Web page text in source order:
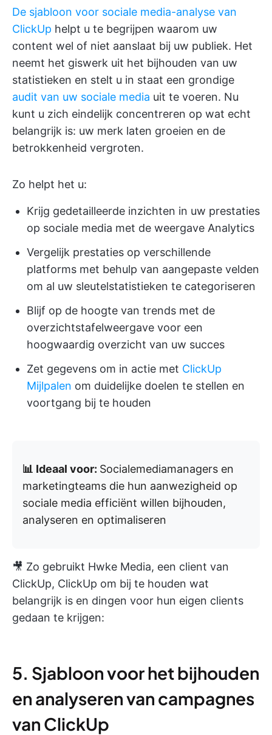
De sjabloon voor sociale media-analyse van
ClickUp helpt u te begrijpen waarom uw
content wel of niet aanslaat bij uw publiek. Het
neemt het giswerk uit het bijhouden van uw
statistieken en stelt u in staat een grondige
audit van uw sociale media uit te voeren. Nu
kunt u zich eindelijk concentreren op wat echt
belangrijk is: uw merk laten groeien en de
betrokkenheid vergroten.
Zo helpt het u:
Krijg gedetailleerde inzichten in uw prestaties
op sociale media met de weergave Analytics
Vergelijk prestaties op verschillende
platforms met behulp van aangepaste velden
om al uw sleutelstatistieken te categoriseren
Blijf op de hoogte van trends met de
overzichtstafelweergave voor een
hoogwaardig overzicht van uw succes
Zet gegevens om in actie met ClickUp
Mijlpalen om duidelijke doelen te stellen en
voortgang bij te houden
📊 Ideaal voor: Socialemediamanagers en
marketingteams die hun aanwezigheid op
sociale media efficiënt willen bijhouden,
analyseren en optimaliseren
🎥 Zo gebruikt Hwke Media, een client van
ClickUp, ClickUp om bij te houden wat
belangrijk is en dingen voor hun eigen clients
gedaan te krijgen:
5. Sjabloon voor het bijhouden
en analyseren van campagnes
van ClickUp